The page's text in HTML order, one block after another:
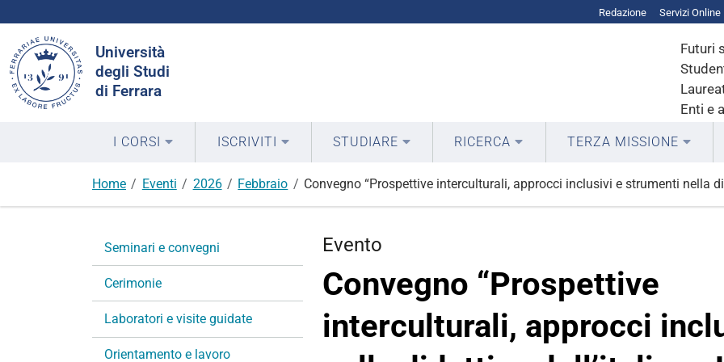
Redazione Servizi Online
Università
degli Studi
di Ferrara
Futuri
Enti e
nel
sito
I CORSI ISCRIVITI STUDIARE RICERCA TERZA MISSIONE
Home Eventi 2026 Febbraio Convegno “Prospettive interculturali, approcci inclusivi e strumenti nella
Evento
Convegno “Prospettive
interculturali, approcci
i
a
Seminari e convegni
Cerimonie
Laboratori e visite guidate
Orientamento e lavoro